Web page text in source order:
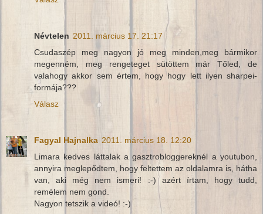
Névtelen 2011. március 17. 21:17
Csudaszép meg nagyon jó meg minden,meg bármikor
megenném, meg rengeteget sütöttem már Tőled, de
valahogy akkor sem értem, hogy hogy lett ilyen sharpei-
formája???
Válasz
Fagyal Hajnalka 2011. március 18. 12:20
Limara kedves láttalak a gasztrobloggereknél a youtubon,
annyira meglepődtem, hogy feltettem az oldalamra is, hátha
van, aki még nem ismeri! :-) azért írtam, hogy tudd,
remélem nem gond.
Nagyon tetszik a videó! :-)